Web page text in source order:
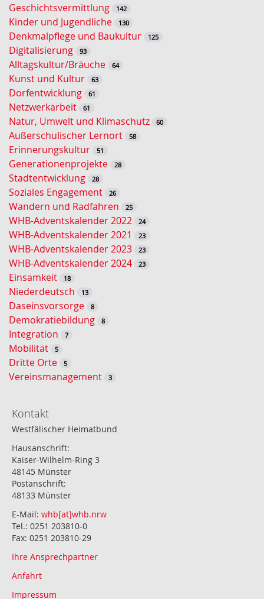
ü
s
s
e
l
w
o
r
t
-
S
u
c
h
e
Geschichtsvermittlung 142
Kinder und Jugendliche 130
Denkmalpflege und Baukultur 125
Digitalisierung 93
Alltagskultur/Bräuche 64
Kunst und Kultur 63
Dorfentwicklung 61
Netzwerkarbeit 61
Natur, Umwelt und Klimaschutz 60
Außerschulischer Lernort 58
Erinnerungskultur 51
Generationenprojekte 28
Stadtentwicklung 28
Soziales Engagement 26
Wandern und Radfahren 25
WHB-Adventskalender 2022 24
WHB-Adventskalender 2021 23
WHB-Adventskalender 2023 23
WHB-Adventskalender 2024 23
Einsamkeit 18
Niederdeutsch 13
Daseinsvorsorge 8
Demokratiebildung 8
Integration 7
Mobilität 5
Dritte Orte 5
Vereinsmanagement 3
Kontakt
Westfälischer Heimatbund
Hausanschrift:
Kaiser-Wilhelm-Ring 3
48145 Münster
Postanschrift:
48133 Münster
E-Mail: whb[at]whb.nrw
Tel.: 0251 203810-0
Fax: 0251 203810-29
Ihre Ansprechpartner
Anfahrt
Impressum